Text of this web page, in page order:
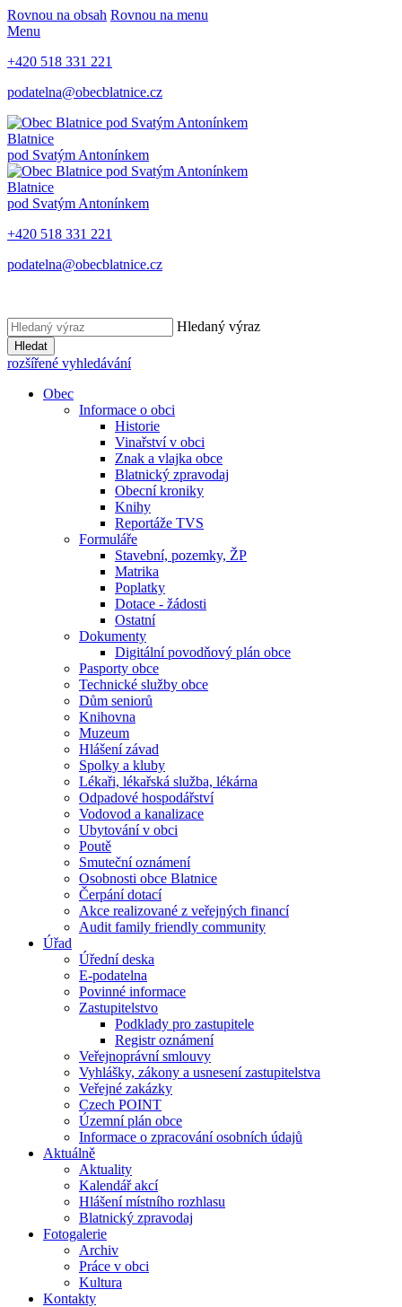
Rovnou na obsah Rovnou na menu
Menu
+420 518 331 221
podatelna@obecblatnice.cz
Blatnice
pod Svatým Antonínkem
Blatnice
pod Svatým Antonínkem
+420 518 331 221
podatelna@obecblatnice.cz
Hledaný výraz
Hledat
rozšířené vyhledávání
Obec
Informace o obci
Historie
Vinařství v obci
Znak a vlajka obce
Blatnický zpravodaj
Obecní kroniky
Knihy
Reportáže TVS
Formuláře
Stavební, pozemky, ŽP
Matrika
Poplatky
Dotace - žádosti
Ostatní
Dokumenty
Digitální povodňový plán obce
Pasporty obce
Technické služby obce
Dům seniorů
Knihovna
Muzeum
Hlášení závad
Spolky a kluby
Lékaři, lékařská služba, lékárna
Odpadové hospodářství
Vodovod a kanalizace
Ubytování v obci
Poutě
Smuteční oznámení
Osobnosti obce Blatnice
Čerpání dotací
Akce realizované z veřejných financí
Audit family friendly community
Úřad
Úřední deska
E-podatelna
Povinné informace
Zastupitelstvo
Podklady pro zastupitele
Registr oznámení
Veřejnoprávní smlouvy
Vyhlášky, zákony a usnesení zastupitelstva
Veřejné zakázky
Czech POINT
Územní plán obce
Informace o zpracování osobních údajů
Aktuálně
Aktuality
Kalendář akcí
Hlášení místního rozhlasu
Blatnický zpravodaj
Fotogalerie
Archiv
Práce v obci
Kultura
Kontakty